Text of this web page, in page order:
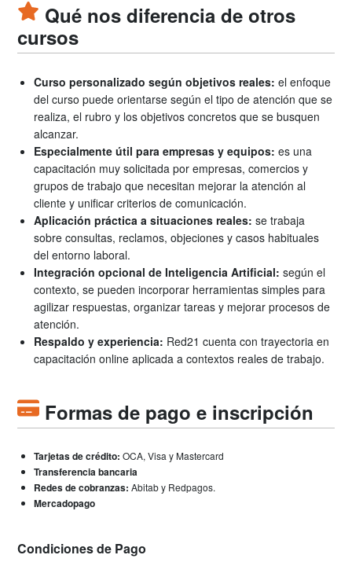
Qué nos diferencia de otros
cursos
Curso personalizado según objetivos reales: el enfoque
del curso puede orientarse según el tipo de atención que se
realiza, el rubro y los objetivos concretos que se busquen
alcanzar.
Especialmente útil para empresas y equipos: es una
capacitación muy solicitada por empresas, comercios y
grupos de trabajo que necesitan mejorar la atención al
cliente y unificar criterios de comunicación.
Aplicación práctica a situaciones reales: se trabaja
sobre consultas, reclamos, objeciones y casos habituales
del entorno laboral.
Integración opcional de Inteligencia Artificial: según el
contexto, se pueden incorporar herramientas simples para
agilizar respuestas, organizar tareas y mejorar procesos de
atención.
Respaldo y experiencia: Red21 cuenta con trayectoria en
capacitación online aplicada a contextos reales de trabajo.
Formas de pago e inscripción
Tarjetas de crédito: OCA, Visa y Mastercard
Transferencia bancaria
Redes de cobranzas: Abitab y Redpagos.
Mercadopago
Condiciones de Pago